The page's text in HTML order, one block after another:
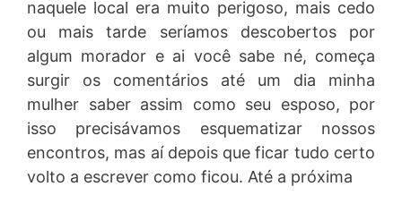
naquele local era muito perigoso, mais cedo
ou mais tarde seríamos descobertos por
algum morador e ai você sabe né, começa
surgir os comentários até um dia minha
mulher saber assim como seu esposo, por
isso precisávamos esquematizar nossos
encontros, mas aí depois que ficar tudo certo
volto a escrever como ficou. Até a próxima